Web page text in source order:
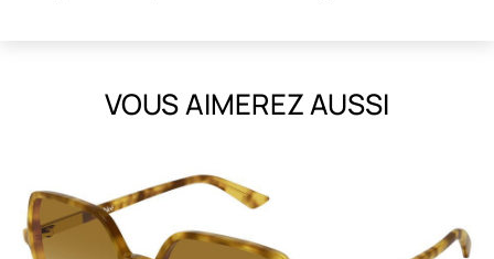
VOUS AIMEREZ AUSSI